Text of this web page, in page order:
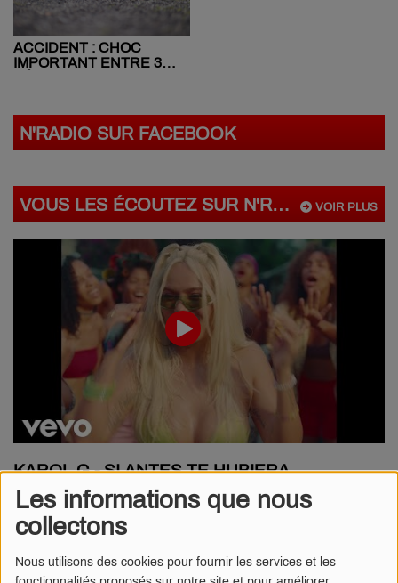
Les informations que nous
collectons
Nous utilisons des cookies pour fournir les services et les
ACCIDENT : CHOC
IMPORTANT ENTRE 3
N'RADIO SUR FACEBOOK
VOIR PLUS
VOUS LES ÉCOUTEZ SUR N'RADIO
KAROL G - SI ANTES TE HUBIERA
CONOCIDO
10 OCTOBRE 2024 - 12:38